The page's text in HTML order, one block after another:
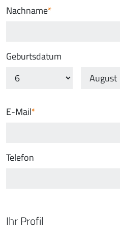
Nachname
Geburtsdatum
E-Mail
Telefon
Ihr Profil